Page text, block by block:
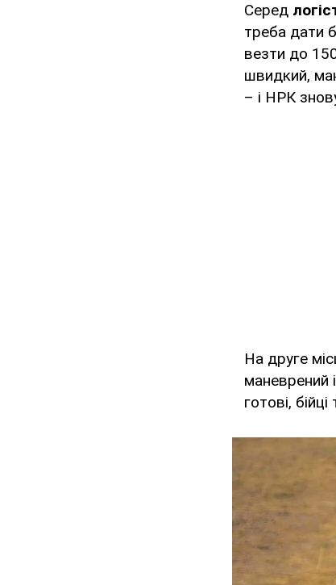
Серед
треба дати
везти до
швидкий,
– і НРК
На друге
маневрений
готові,